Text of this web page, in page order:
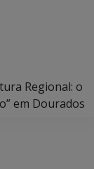
Regional: o
em Dourados